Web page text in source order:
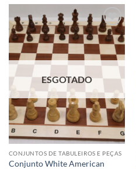
Adicionar
à lista de
desejos
ESGOTADO
CONJUNTOS DE TABULEIROS E PEÇAS
Conjunto White American